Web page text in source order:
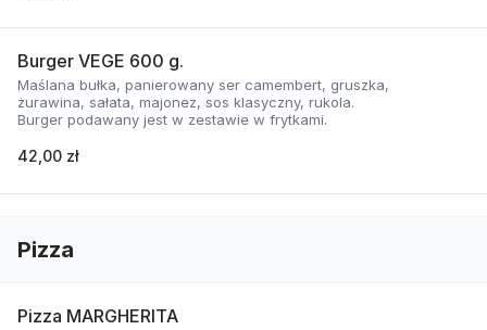
Burger VEGE 600 g.
Maślana bułka, panierowany ser camembert, gruszka,
żurawina, sałata, majonez, sos klasyczny, rukola.
Burger podawany jest w zestawie w frytkami.
42,00 zł
Pizza
Pizza MARGHERITA